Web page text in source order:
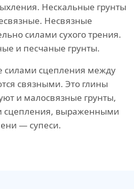
Нескальные грунты
Несвязные
силами сухого трения.
и песчаные грунты.
силами сцепления между
связными. Это глины
и малосвязные грунты,
сцепления, выраженными
— супеси.